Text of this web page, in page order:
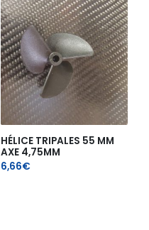
HÉLICE TRIPALES 55 MM
AXE 4,75MM
6,66€